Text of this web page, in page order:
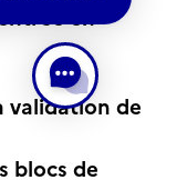
en
validation de
blocs de